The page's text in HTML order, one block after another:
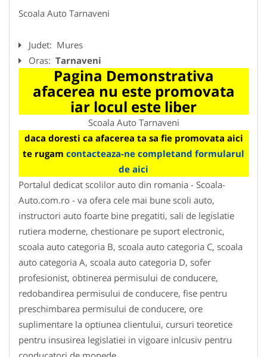
Scoala Auto Tarnaveni
Judet: Mures
Oras: Tarnaveni
Pagina Demonstrativa
afacerea nu este promovata
iar locul este liber
Scoala Auto Tarnaveni
daca doresti ca afacerea ta sa fie promovata aici
te rugam contacteaza-ne completand formularul
de aici
Portalul dedicat scolilor auto din romania - Scoala-
Auto.com.ro - va ofera cele mai bune scoli auto,
instructori auto foarte bine pregatiti, sali de legislatie
rutiera moderne, chestionare pe suport electronic,
scoala auto categoria B, scoala auto categoria C, scoala
auto categoria A, scoala auto categoria D, sofer
profesionist, obtinerea permisului de conducere,
redobandirea permisului de conducere, fise pentru
preschimbarea permisului de conducere, ore
suplimentare la optiunea clientului, cursuri teoretice
pentru insusirea legislatiei in vigoare inlcusiv pentru